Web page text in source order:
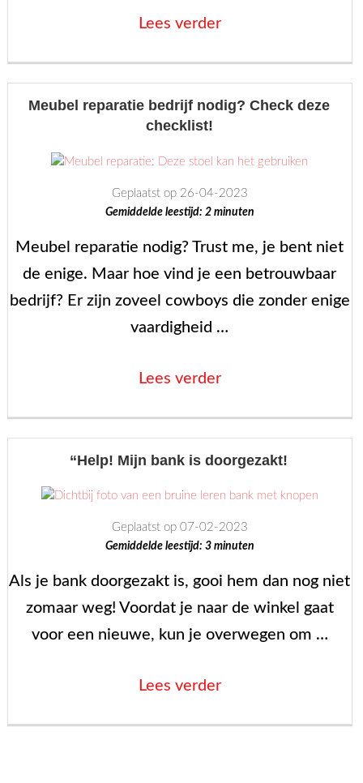
Lees verder“Vinyl
Meubel reparatie bedrijf nodig? Check deze
checklist!
Geplaatst op 26-04-2023
Gemiddelde leestijd: 2 minuten
Meubel reparatie nodig? Trust me, je bent niet
de enige. Maar hoe vind je een betrouwbaar
bedrijf? Er zijn zoveel cowboys die zonder enige
vaardigheid …
Lees verder“Meubel
nodig?
checklist!”
“Help! Mijn bank is doorgezakt!
Geplaatst op 07-02-2023
Gemiddelde leestijd: 3 minuten
Als je bank doorgezakt is, gooi hem dan nog niet
zomaar weg! Voordat je naar de winkel gaat
voor een nieuwe, kun je overwegen om …
Lees verder““Help!